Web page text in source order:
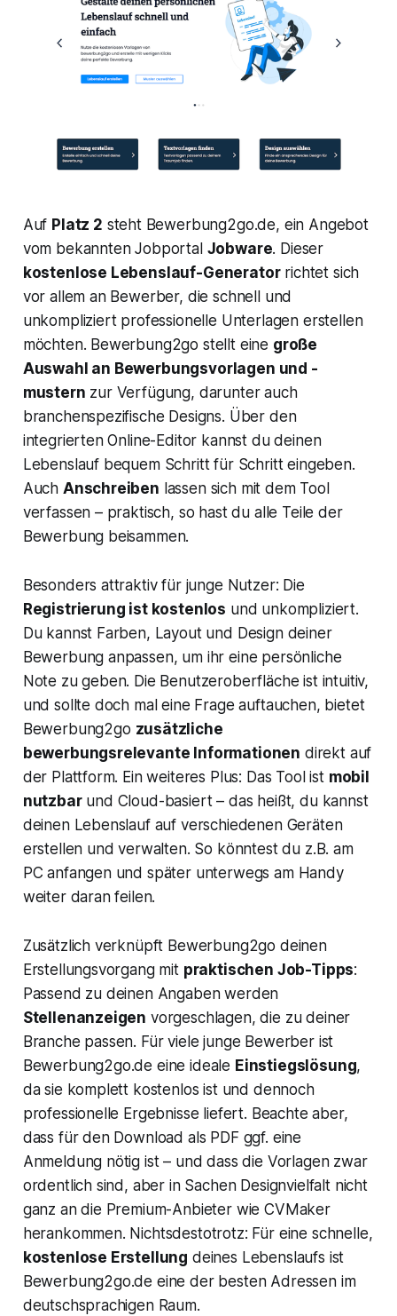
Auf Platz 2 steht Bewerbung2go.de, ein Angebot
vom bekannten Jobportal Jobware. Dieser
kostenlose Lebenslauf-Generatorrichtet sich
vor allem an Bewerber, die schnell und
unkompliziert professionelle Unterlagen erstellen
möchten. Bewerbung2go stellt eine große
Auswahl an Bewerbungsvorlagen und -
mustern zur Verfügung, darunter auch
branchenspezifische Designs. Über den
integrierten Online-Editor kannst du deinen
Lebenslauf bequem Schritt für Schritt eingeben.
Auch Anschreiben lassen sich mit dem Tool
verfassen – praktisch, so hast du alle Teile der
Bewerbung beisammen.
Besonders attraktiv für junge Nutzer: Die
Registrierung ist kostenlos und unkompliziert.
Du kannst Farben, Layout und Design deiner
Bewerbung anpassen, um ihr eine persönliche
Note zu geben. Die Benutzeroberfläche ist intuitiv,
und sollte doch mal eine Frage auftauchen, bietet
Bewerbung2go zusätzliche
bewerbungsrelevante Informationen direkt auf
der Plattform. Ein weiteres Plus: Das Tool ist mobil
nutzbarund Cloud-basiert – das heißt, du kannst
deinen Lebenslauf auf verschiedenen Geräten
erstellen und verwalten. So könntest du z.B. am
PC anfangen und später unterwegs am Handy
weiter daran feilen.
Zusätzlich verknüpft Bewerbung2go deinen
Erstellungsvorgang mit praktischen Job-Tipps:
Passend zu deinen Angaben werden
Stellenanzeigen vorgeschlagen, die zu deiner
Branche passen. Für viele junge Bewerber ist
Bewerbung2go.de eine ideale Einstiegslösung,
da sie komplett kostenlos ist und dennoch
professionelle Ergebnisse liefert. Beachte aber,
dass für den Download als PDF ggf. eine
Anmeldung nötig ist – und dass die Vorlagen zwar
ordentlich sind, aber in Sachen Designvielfalt nicht
ganz an die Premium-Anbieter wie CVMaker
herankommen. Nichtsdestotrotz: Für eine schnelle,
kostenlose Erstellung deines Lebenslaufs ist
Bewerbung2go.de eine der besten Adressen im
deutschsprachigen Raum.